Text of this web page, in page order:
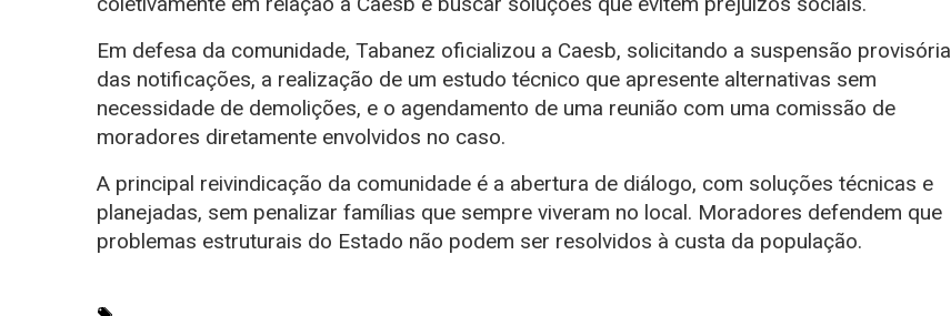
Em defesa da comunidade, Tabanez oficializou a Caesb, solicitando a suspensão provisória
das notificações, a realização de um estudo técnico que apresente alternativas sem
necessidade de demolições, e o agendamento de uma reunião com uma comissão de
moradores diretamente envolvidos no caso.
A principal reivindicação da comunidade é a abertura de diálogo, com soluções técnicas e
planejadas, sem penalizar famílias que sempre viveram no local. Moradores defendem que
problemas estruturais do Estado não podem ser resolvidos à custa da população.